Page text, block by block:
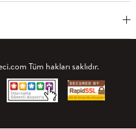
Tüm hakları saklıdır.